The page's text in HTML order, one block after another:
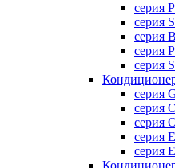
серия
серия
серия
серия
серия
серия
серия
серия
серия
серия